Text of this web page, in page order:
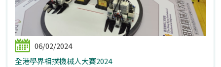
06/02/2024
全港學界相撲機械人大賽2024